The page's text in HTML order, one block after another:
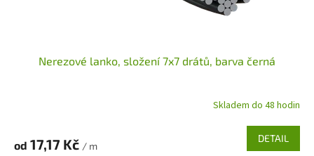
Nerezové lanko, složení 7x7 drátů, barva černá
Skladem do 48 hodin
od 17,17 Kč / m
DETAIL